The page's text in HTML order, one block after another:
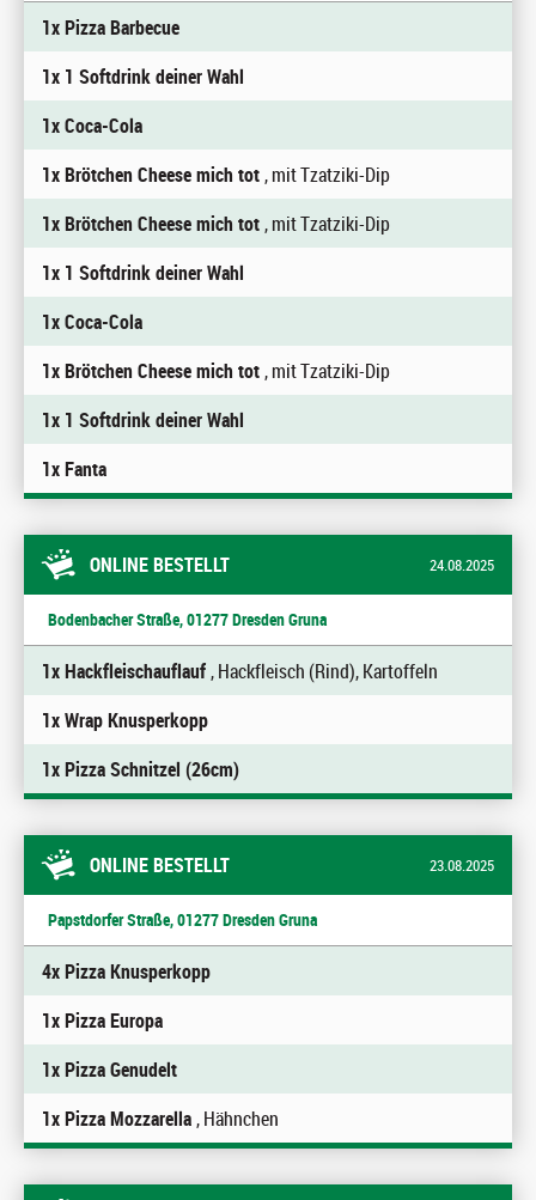
1x Pizza Barbecue
1x 1 Softdrink deiner Wahl
1x Coca-Cola
1x Brötchen Cheese mich tot, mit Tzatziki-Dip
1x Brötchen Cheese mich tot, mit Tzatziki-Dip
1x 1 Softdrink deiner Wahl
1x Coca-Cola
1x Brötchen Cheese mich tot, mit Tzatziki-Dip
1x 1 Softdrink deiner Wahl
1x Fanta
ONLINE BESTELLT 24.08.2025
Bodenbacher Straße, 01277 Dresden Gruna
1x Hackfleischauflauf, Hackfleisch (Rind), Kartoffeln
1x Wrap Knusperkopp
1x Pizza Schnitzel (26cm)
ONLINE BESTELLT 23.08.2025
Papstdorfer Straße, 01277 Dresden Gruna
4x Pizza Knusperkopp
1x Pizza Europa
1x Pizza Genudelt
1x Pizza Mozzarella, Hähnchen